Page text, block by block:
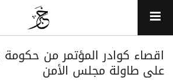
اقصاء كوادر المؤتمر من
على طاولة مجلس الأمن